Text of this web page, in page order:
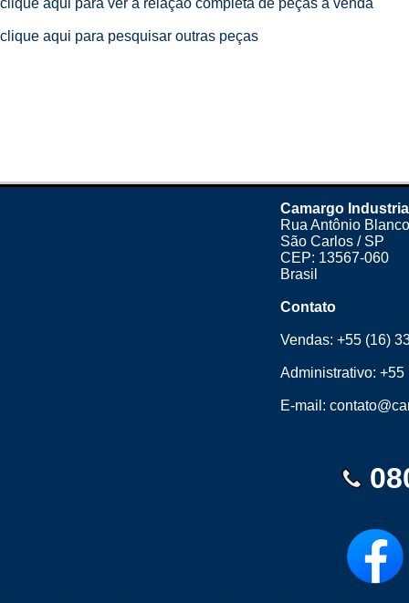
clique aqui para ver a relação completa de peças à venda
clique aqui para pesquisar outras peças
Camargo
Rua Antônio
São Carlos / SP
CEP: 13567-060
Brasil
Contato
Vendas:+55 (16)
Administrativo:+55
E-mail: